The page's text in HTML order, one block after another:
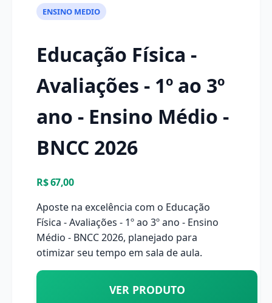
ENSINO MEDIO
Educação Física -
Avaliações - 1º ao 3º
ano - Ensino Médio -
BNCC 2026
R$ 67,00
Aposte na excelência com o Educação
Física - Avaliações - 1º ao 3º ano - Ensino
Médio - BNCC 2026, planejado para
otimizar seu tempo em sala de aula.
VER PRODUTO